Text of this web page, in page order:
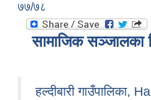
७७/७८
सामाजिक सञ्जालका
हल्दीबारी गाउँपालिका,